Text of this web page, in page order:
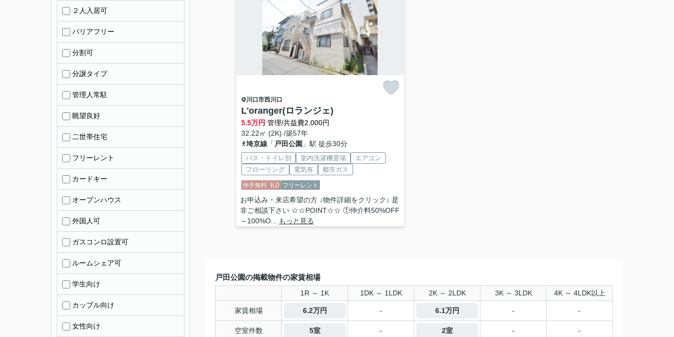
川口市西川口
L'oranger(ロランジェ)
5.5万円 管理/共益費2,000円
32.22㎡ (2K) /築57年
埼京線「 戸田公園 」駅 徒歩30分
バス・トイレ別 室内洗濯機置場
エアコン
フローリング
電気有 都市ガス
仲手無料 礼0 フリーレント
お申込み・来店希望の方 ↓物件詳細をクリック↓ 是
非ご相談下さい ☆☆POINT☆☆ ①仲介料50%OFF
～100%O...
もっと見る
戸田公園の掲載物件の家賃相場
1R ～ 1K 1DK ～ 1LDK 2K ～ 2LDK 3K ～ 3LDK 4K ～ 4LDK以上
家賃相場 6.2万円 - 6.1万円 - -
空室件数 5室 - 2室 - -
２人入居可
バリアフリー
分割可
分譲タイプ
管理人常駐
眺望良好
二世帯住宅
フリーレント
カードキー
オープンハウス
外国人可
ガスコンロ設置可
ルームシェア可
学生向け
カップル向け
女性向け